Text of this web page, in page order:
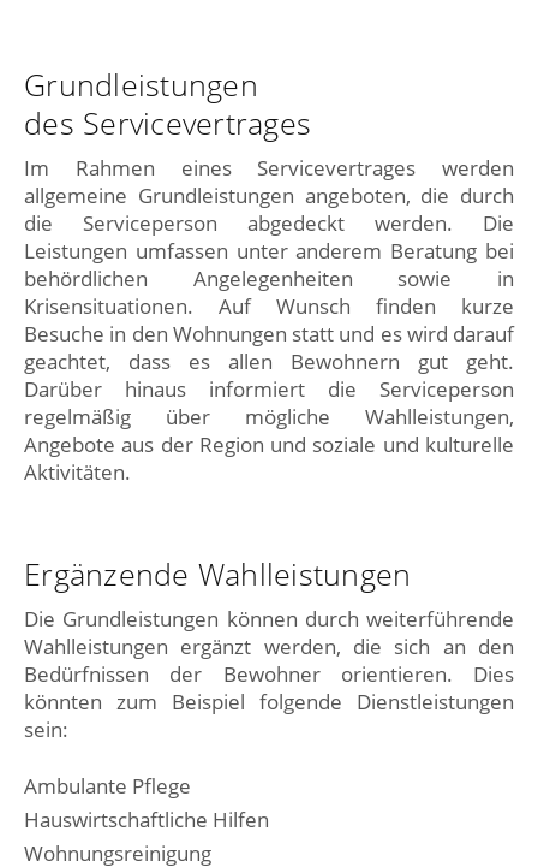
Grundleistungen
des Servicevertrages
Im Rahmen eines Servicevertrages werden
allgemeine Grundleistungen angeboten, die durch
die Serviceperson abgedeckt werden. Die
Leistungen umfassen unter anderem Beratung bei
behördlichen Angelegenheiten sowie in
Krisensituationen. Auf Wunsch finden kurze
Besuche in den Wohnungen statt und es wird darauf
geachtet, dass es allen Bewohnern gut geht.
Darüber hinaus informiert die Serviceperson
regelmäßig über mögliche Wahlleistungen,
Angebote aus der Region und soziale und kulturelle
Aktivitäten.
Ergänzende Wahlleistungen
Die Grundleistungen können durch weiterführende
Wahlleistungen ergänzt werden, die sich an den
Bedürfnissen der Bewohner orientieren. Dies
könnten zum Beispiel folgende Dienstleistungen
sein:
Ambulante Pflege
Hauswirtschaftliche Hilfen
Wohnungsreinigung